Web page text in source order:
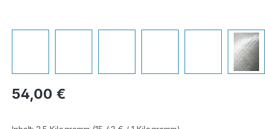
Regulärer Preis:
54,00 €